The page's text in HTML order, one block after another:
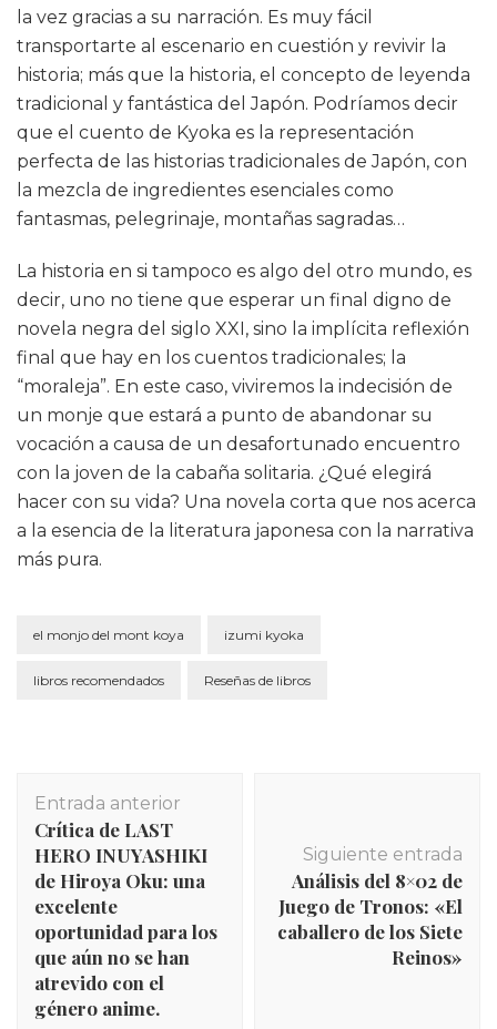
la vez gracias a su narración. Es muy fácil
transportarte al escenario en cuestión y revivir la
historia; más que la historia, el concepto de leyenda
tradicional y fantástica del Japón. Podríamos decir
que el cuento de Kyoka es la representación
perfecta de las historias tradicionales de Japón, con
la mezcla de ingredientes esenciales como
fantasmas, pelegrinaje, montañas sagradas…
La historia en si tampoco es algo del otro mundo, es
decir, uno no tiene que esperar un final digno de
novela negra del siglo XXI, sino la implícita reflexión
final que hay en los cuentos tradicionales; la
“moraleja”. En este caso, viviremos la indecisión de
un monje que estará a punto de abandonar su
vocación a causa de un desafortunado encuentro
con la joven de la cabaña solitaria. ¿Qué elegirá
hacer con su vida? Una novela corta que nos acerca
a la esencia de la literatura japonesa con la narrativa
más pura.
el monjo del mont koya izumi kyoka
libros recomendados Reseñas de libros
de
entradas
Entrada anterior
Crítica de LAST
HERO INUYASHIKI
de Hiroya Oku: una
excelente
oportunidad para los
que aún no se han
atrevido con el
género anime.
Siguiente entrada
Análisis del 8×02 de
Juego de Tronos: «El
caballero de los Siete
Reinos»